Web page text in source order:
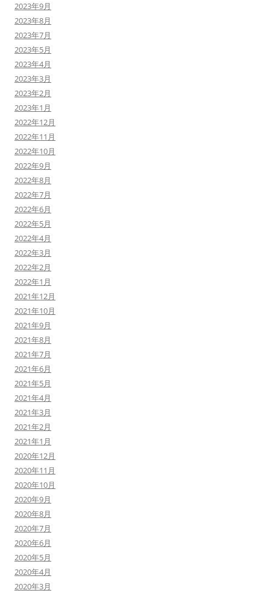
2023年9月
2023年8月
2023年7月
2023年5月
2023年4月
2023年3月
2023年2月
2023年1月
2022年12月
2022年11月
2022年10月
2022年9月
2022年8月
2022年7月
2022年6月
2022年5月
2022年4月
2022年3月
2022年2月
2022年1月
2021年12月
2021年10月
2021年9月
2021年8月
2021年7月
2021年6月
2021年5月
2021年4月
2021年3月
2021年2月
2021年1月
2020年12月
2020年11月
2020年10月
2020年9月
2020年8月
2020年7月
2020年6月
2020年5月
2020年4月
2020年3月